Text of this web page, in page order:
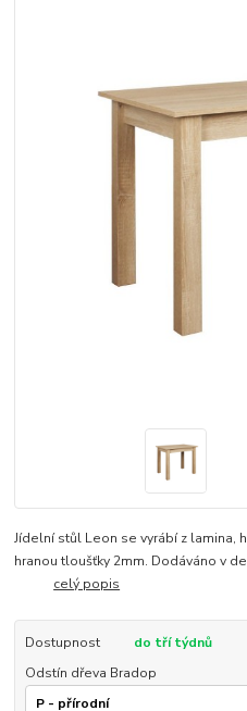
Jídelní stůl Leon se vyrábí z lamina,
hranou tloušťky 2mm. Dodáváno
celý popis
Dostupnost
do tří týdnů
Odstín dřeva Bradop